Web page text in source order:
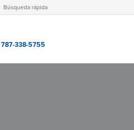
Búsqueda rápida
787-338-5755